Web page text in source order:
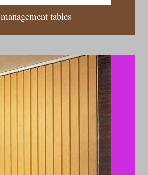
management tables